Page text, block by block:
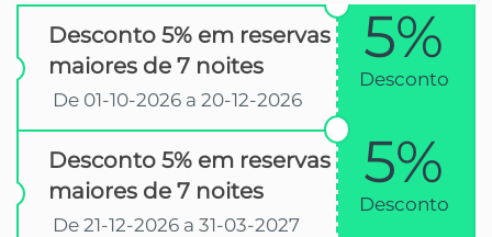
Desconto 5% em reservas
maiores de 7 noites
De 01-10-2026 a 20-12-2026
5%
Desconto
Desconto 5% em reservas
maiores de 7 noites
De 21-12-2026 a 31-03-2027
5%
Desconto